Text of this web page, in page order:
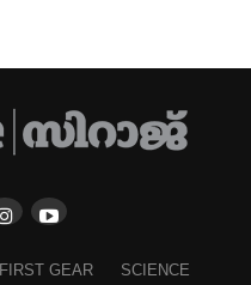
FIRST GEAR SCIENCE